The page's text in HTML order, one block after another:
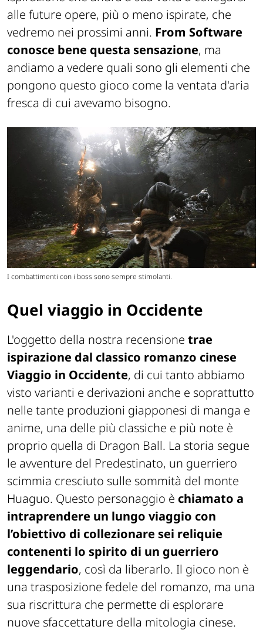
alle future opere, più o meno ispirate, che
vedremo nei prossimi anni. From Software
conosce bene questa sensazione, ma
andiamo a vedere quali sono gli elementi che
pongono questo gioco come la ventata d'aria
fresca di cui avevamo bisogno.
I combattimenti con i boss sono sempre stimolanti.
Quel viaggio in Occidente
L'oggetto della nostra recensione trae
ispirazione dal classico romanzo cinese
Viaggio in Occidente, di cui tanto abbiamo
visto varianti e derivazioni anche e soprattutto
nelle tante produzioni giapponesi di manga e
anime, una delle più classiche e più note è
proprio quella di Dragon Ball. La storia segue
le avventure del Predestinato, un guerriero
scimmia cresciuto sulle sommità del monte
Huaguo. Questo personaggio è chiamato a
intraprendere un lungo viaggio con
l’obiettivo di collezionare sei reliquie
contenenti lo spirito di un guerriero
leggendario, così da liberarlo. Il gioco non è
una trasposizione fedele del romanzo, ma una
sua riscrittura che permette di esplorare
nuove sfaccettature della mitologia cinese.